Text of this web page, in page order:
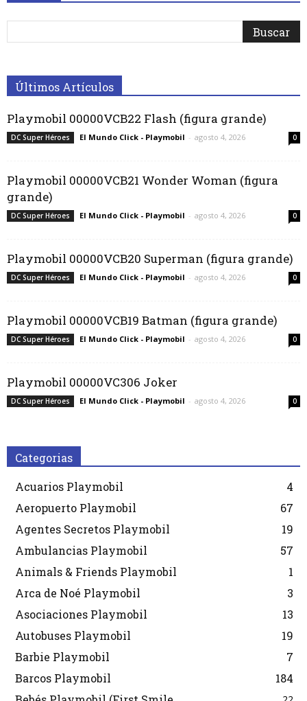
Últimos Artículos
Playmobil 00000VCB22 Flash (figura grande)
DC Super Héroes El Mundo Click - Playmobil - agosto 4, 2026 0
Playmobil 00000VCB21 Wonder Woman (figura
grande)
DC Super Héroes El Mundo Click - Playmobil - agosto 4, 2026 0
Playmobil 00000VCB20 Superman (figura grande)
DC Super Héroes El Mundo Click - Playmobil - agosto 4, 2026 0
Playmobil 00000VCB19 Batman (figura grande)
DC Super Héroes El Mundo Click - Playmobil - agosto 4, 2026 0
Playmobil 00000VC306 Joker
DC Super Héroes El Mundo Click - Playmobil - agosto 4, 2026 0
Categorias
Acuarios Playmobil
4
Aeropuerto Playmobil
67
Agentes Secretos Playmobil
19
Ambulancias Playmobil
57
Animals & Friends Playmobil
1
Arca de Noé Playmobil
3
Asociaciones Playmobil
13
Autobuses Playmobil
19
Barbie Playmobil
7
Barcos Playmobil
184